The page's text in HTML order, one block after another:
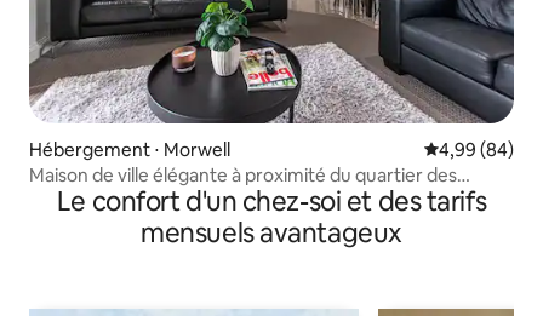
Hébergement ⋅ Morwell Évaluation
4,99 (84)
Maison de ville élégante à proximité du quartier des
affaires de Morwell
Le confort d'un chez-soi et des tarifs
mensuels avantageux